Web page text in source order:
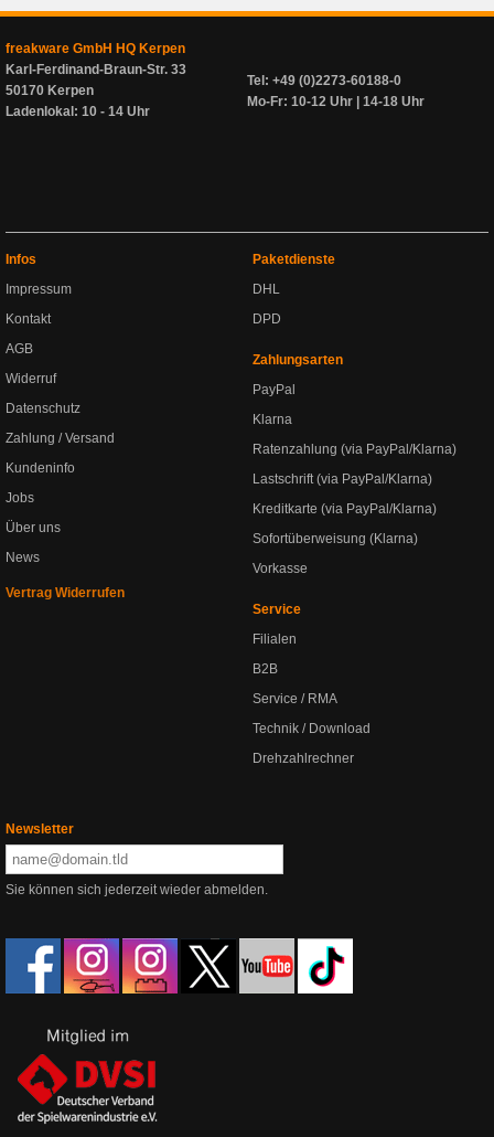
freakware GmbH HQ Kerpen
Karl-Ferdinand-Braun-Str. 33
50170 Kerpen
Ladenlokal: 10 - 14 Uhr
Tel: +49 (0)2273-60188-0
Mo-Fr: 10-12 Uhr | 14-18 Uhr
Infos
Impressum
Kontakt
AGB
Widerruf
Datenschutz
Zahlung / Versand
Kundeninfo
Jobs
Über uns
News
Vertrag Widerrufen
Paketdienste
DHL
DPD
Zahlungsarten
PayPal
Klarna
Ratenzahlung (via PayPal/Klarna)
Lastschrift (via PayPal/Klarna)
Kreditkarte (via PayPal/Klarna)
Sofortüberweisung (Klarna)
Vorkasse
Service
Filialen
B2B
Service / RMA
Technik / Download
Drehzahlrechner
Newsletter
Sie können sich jederzeit wieder abmelden.